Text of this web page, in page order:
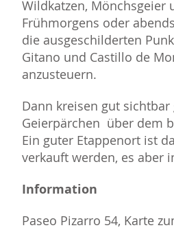
Wildkatzen, Mönchsgeier
Frühmorgens oder
die ausgeschilderten
Gitano und Castillo de
anzusteuern.
Dann kreisen gut
Geierpärchen über dem
Ein guter Etappenort ist
verkauft werden, es aber
Information
Paseo Pizarro 54, Karte